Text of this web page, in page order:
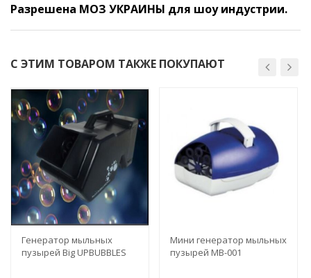
Разрешена МОЗ УКРАИНЫ для шоу индустрии.
С ЭТИМ ТОВАРОМ ТАКЖЕ ПОКУПАЮТ
Генератор мыльных
пузырей Big UPBUBBLES
Мини генератор мыльных
пузырей MB-001